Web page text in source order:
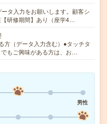
タ入力をお願いします。顧客シ
研修期間】あり（座学4…
方（データ入力含む）●タッチタ
もご興味がある方は、お…
男性